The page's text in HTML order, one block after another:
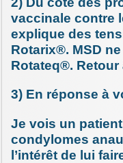
vaccinale contre
explique des
Rotarix®. MSD
Rotateq®.
3) En réponse à
Je vois un
condylomes
l’intérêt de lui